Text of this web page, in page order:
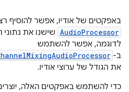
באפקטים של אודיו, אפשר להוסיף
AudioProcessor
לדוגמה, אפשר להשתמש
ב-
את הגודל של ערוצי אודיו.
כדי להשתמש באפקטים האלה,